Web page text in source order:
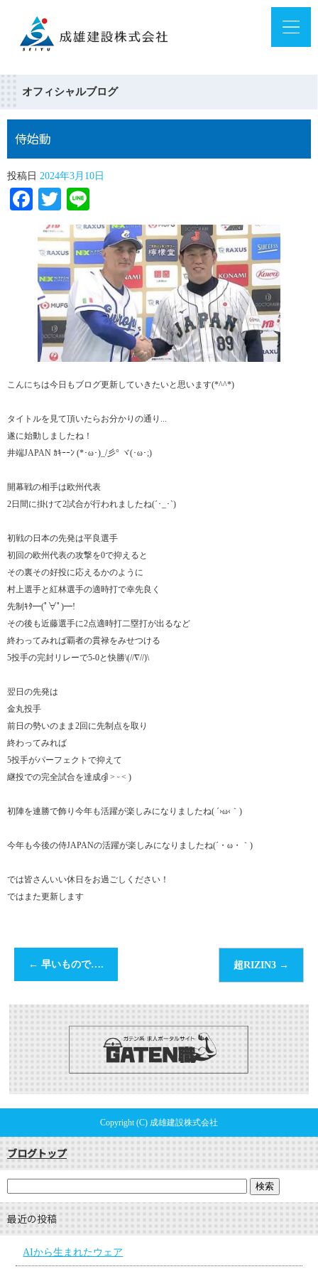
オフィシャルブログ
侍始動
投稿日 2024年3月10日
Facebook
Twitter
こんにちは今日もブログ更新していきたいと思います(*^^*)
タイトルを見て頂いたらお分かりの通り...
遂に始動しましたね！
井端JAPAN ｶｷｰｰﾝ (*･ω･)_/彡° ヾ(･ω･;)
開幕戦の相手は欧州代表
2日間に掛けて2試合が行われましたね(´･_･`)
初戦の日本の先発は平良選手
初回の欧州代表の攻撃を0で抑えると
その裏その好投に応えるかのように
村上選手と紅林選手の適時打で幸先良く
先制ｷﾀ━(ﾟ∀ﾟ)━!
その後も近藤選手に2点適時打二塁打が出るなど
終わってみれば覇者の貫禄をみせつける
5投手の完封リレーで5-0と快勝\(//∇//)\
翌日の先発は
金丸投手
前日の勢いのまま2回に先制点を取り
終わってみれば
5投手がパーフェクトで抑えて
継投での完全試合を達成ദ്ദി ˃ ᵕ ˂ )
初陣を連勝で飾り今年も活躍が楽しみになりましたね( ´›ω‹｀)
今年も今後の侍JAPANの活躍が楽しみになりましたね(´・ω・｀)
では皆さんいい休日をお過ごしください！
ではまた更新します
← 早いもので…. 超RIZIN3 →
Copyright (C) 成雄建設株式会社
ブログトップ
最近の投稿
AIから生まれたウェア